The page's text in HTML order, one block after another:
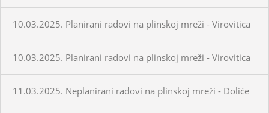
10.03.2025. Planirani radovi na plinskoj mreži - Virovitica
10.03.2025. Planirani radovi na plinskoj mreži - Virovitica
11.03.2025. Neplanirani radovi na plinskoj mreži - Doliće